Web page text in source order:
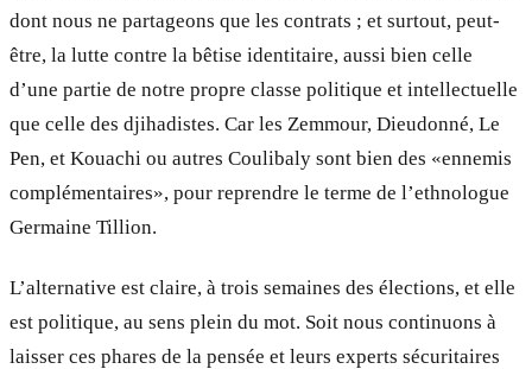
dont nous ne partageons que les contrats ; et surtout, peut-
être, la lutte contre la bêtise identitaire, aussi bien celle
d’une partie de notre propre classe politique et intellectuelle
que celle des djihadistes. Car les Zemmour, Dieudonné, Le
Pen, et Kouachi ou autres Coulibaly sont bien des «ennemis
complémentaires», pour reprendre le terme de l’ethnologue
Germaine Tillion.
L’alternative est claire, à trois semaines des élections, et elle
est politique, au sens plein du mot. Soit nous continuons à
laisser ces phares de la pensée et leurs experts sécuritaires